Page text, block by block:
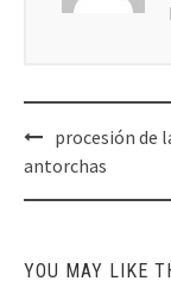
Post
navigation
procesión de
antorchas
YOU MAY LIKE